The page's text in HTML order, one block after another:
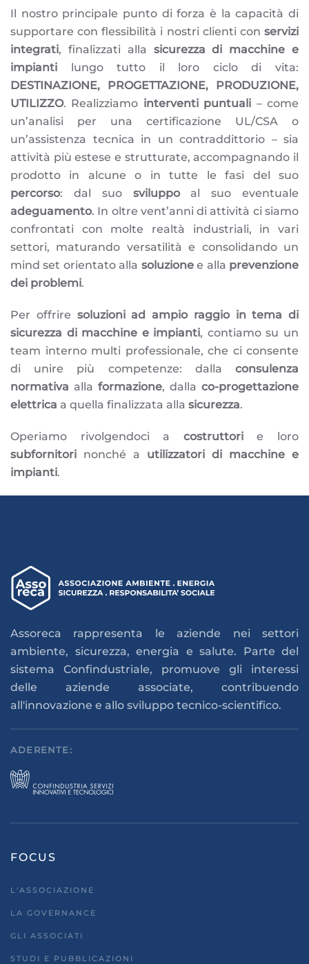
Il nostro principale punto di forza è la capacità di
supportare con flessibilità i nostri clienti con servizi
integrati, finalizzati alla sicurezza di macchine e
impianti lungo tutto il loro ciclo di vita:
DESTINAZIONE, PROGETTAZIONE, PRODUZIONE,
UTILIZZO. Realizziamo interventi puntuali – come
un’analisi per una certificazione UL/CSA o
un’assistenza tecnica in un contraddittorio – sia
attività più estese e strutturate, accompagnando il
prodotto in alcune o in tutte le fasi del suo
percorso: dal suo sviluppoal suo eventuale
adeguamento. In oltre vent’anni di attività ci siamo
confrontati con molte realtà industriali, in vari
settori, maturando versatilità e consolidando un
mind set orientato alla soluzionee alla prevenzione
dei problemi.
Per offrire soluzioni ad ampio raggio in tema di
sicurezza di macchine e impianti, contiamo su un
team interno multi professionale, che ci consente
di unire più competenze: dalla consulenza
normativa alla formazione, dalla co-progettazione
elettrica a quella finalizzata alla sicurezza.
Operiamo rivolgendoci a costruttorie loro
subfornitori nonché a utilizzatori di macchine e
impianti.
Assoreca rappresenta le aziende nei settori
ambiente, sicurezza, energia e salute. Parte del
sistema Confindustriale, promuove gli interessi
delle aziende associate, contribuendo
all'innovazione e allo sviluppo tecnico-scientifico.
ADERENTE:
FOCUS
L'ASSOCIAZIONE
LA GOVERNANCE
GLI ASSOCIATI
STUDI E PUBBLICAZIONI